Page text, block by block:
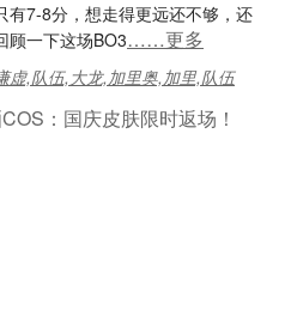
有7-8分，想走得更远还不够，还
顾一下这场BO3……更多
虚,队伍,大龙,加里奥,加里,队伍